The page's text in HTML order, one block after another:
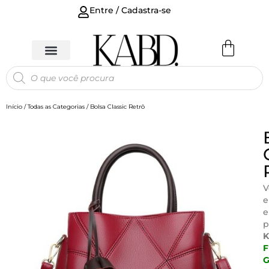
Entre / Cadastra-se
Início /Todas as Categorias / Bolsa Classic Retrô
e